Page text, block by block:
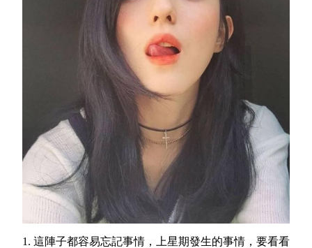
1. 這陣子都容易忘記事情，上星期發生的事情，要看看